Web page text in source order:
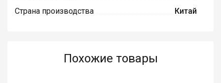
Страна производства
Китай
Похожие товары